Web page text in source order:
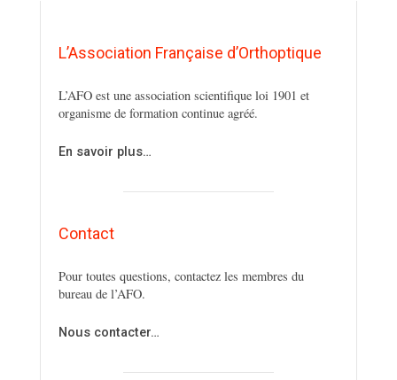
L’Association Française d’Orthoptique
L’AFO est une association scientifique loi 1901 et
organisme de formation continue agréé.
En savoir plus…
Contact
Pour toutes questions, contactez les membres du
bureau de l’AFO.
Nous contacter…